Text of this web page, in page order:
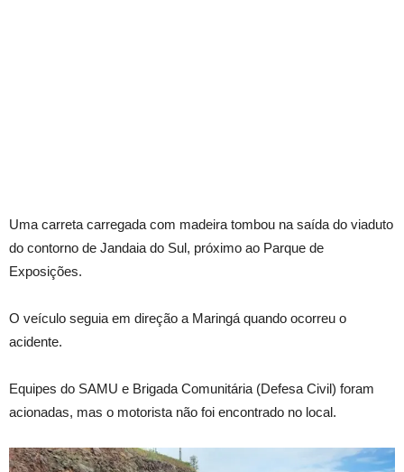
Uma carreta carregada com madeira tombou na saída do viaduto
do contorno de Jandaia do Sul, próximo ao Parque de
Exposições.
O veículo seguia em direção a Maringá quando ocorreu o
acidente.
Equipes do SAMU e Brigada Comunitária (Defesa Civil) foram
acionadas, mas o motorista não foi encontrado no local.